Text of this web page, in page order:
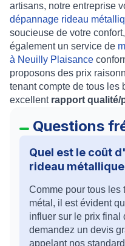
artisans, notre entreprise
dépannage rideau
soucieuse de votre
également un service de
à Neuilly Plaisance
proposons des prix
tenant compte de tous les
excellent rapport qualité/
Questions
Quel est le coût
rideau
Comme pour tous les
métal, il est évident
influer sur le prix final
demandez un devis
appelant nos